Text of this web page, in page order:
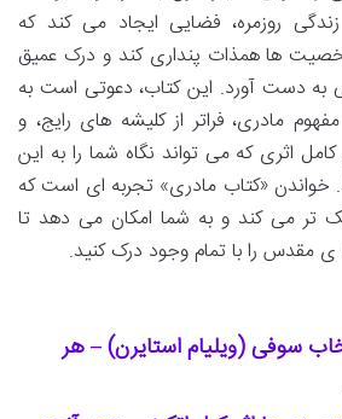
روزمره، فضایی ایجاد می کند که
شخصیت ها همذات پنداری کند و درک عمیق
به دست آورد. این کتاب، دعوتی است به
مادری، فراتر از کلیشه های رایج، و
اثری که می تواند نگاه شما را به این
خواندن «کتاب مادری» تجربه ای است که
تر می کند و به شما امکان می دهد تا
مقدس را با تمام وجود درک کنید.
سوفی (ویلیام استایرن) – هر